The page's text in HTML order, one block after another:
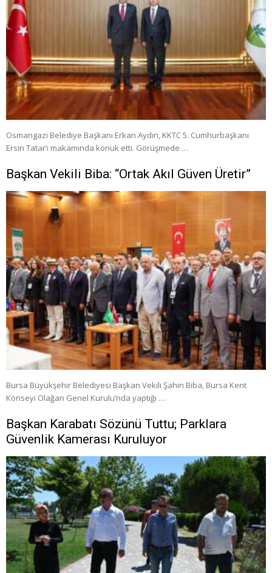
Osmangazi Belediye Başkanı Erkan Aydın, KKTC 5. Cumhurbaşkanı
Ersin Tatar’ı makamında konuk etti. Görüşmede …
Başkan Vekili Biba: “Ortak Akıl Güven Üretir”
Bursa Büyükşehir Belediyesi Başkan Vekili Şahin Biba, Bursa Kent
Konseyi Olağan Genel Kurulu’nda yaptığı …
Başkan Karabatı Sözünü Tuttu; Parklara
Güvenlik Kamerası Kuruluyor